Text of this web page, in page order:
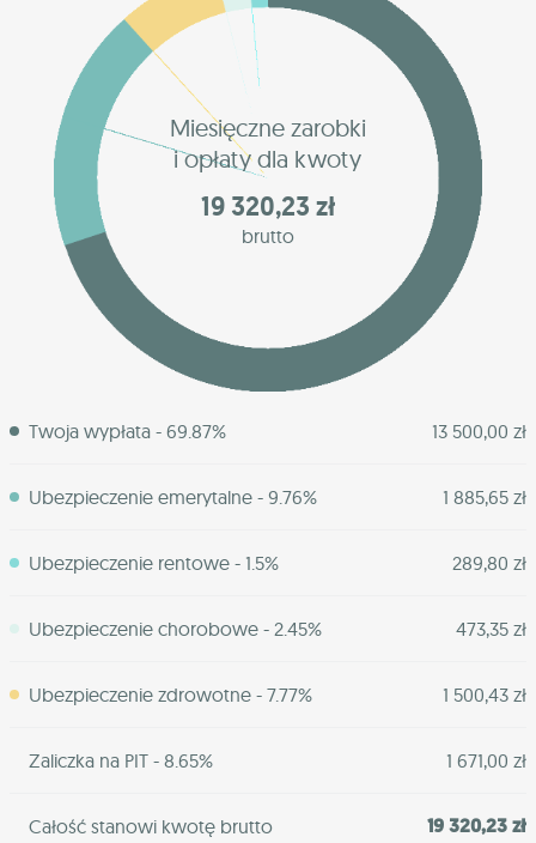
Miesięczne zarobki
i opłaty dla kwoty
19 320,23 zł
brutto
Twoja wypłata - 69.87% 13 500,00 zł
Ubezpieczenie emerytalne - 9.76% 1 885,65 zł
Ubezpieczenie rentowe - 1.5% 289,80 zł
Ubezpieczenie chorobowe - 2.45% 473,35 zł
Ubezpieczenie zdrowotne - 7.77% 1 500,43 zł
Zaliczka na PIT - 8.65% 1 671,00 zł
Całość stanowi kwotę brutto 19 320,23 zł